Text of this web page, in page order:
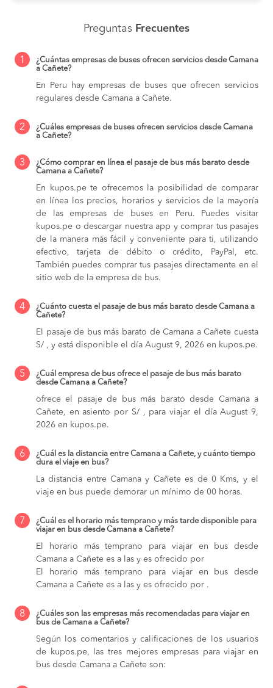
Preguntas Frecuentes
1
¿Cuántas empresas de buses ofrecen servicios desde Camana
a Cañete?
En Peru hay empresas de buses que ofrecen servicios
regulares desde Camana a Cañete.
2
¿Cuáles empresas de buses ofrecen servicios desde Camana
a Cañete?
3
¿Cómo comprar en línea el pasaje de bus más barato desde
Camana a Cañete?
En kupos.pe te ofrecemos la posibilidad de comparar
en línea los precios, horarios y servicios de la mayoría
de las empresas de buses en Peru. Puedes visitar
kupos.pe o descargar nuestra app y comprar tus pasajes
de la manera más fácil y conveniente para ti, utilizando
efectivo, tarjeta de débito o crédito, PayPal, etc.
También puedes comprar tus pasajes directamente en el
sitio web de la empresa de bus.
4
¿Cuánto cuesta el pasaje de bus más barato desde Camana a
Cañete?
El pasaje de bus más barato de Camana a Cañete cuesta
S/ , y está disponible el día August 9, 2026 en kupos.pe.
5
¿Cuál empresa de bus ofrece el pasaje de bus más barato
desde Camana a Cañete?
ofrece el pasaje de bus más barato desde Camana a
Cañete, en asiento por S/ , para viajar el día August 9,
2026 en kupos.pe.
6
¿Cuál es la distancia entre Camana a Cañete, y cuánto tiempo
dura el viaje en bus?
La distancia entre Camana y Cañete es de 0 Kms, y el
viaje en bus puede demorar un mínimo de 00 horas.
7
¿Cuál es el horario más temprano y más tarde disponible para
viajar en bus desde Camana a Cañete?
El horario más temprano para viajar en bus desde
Camana a Cañete es a las y es ofrecido por
El horario más temprano para viajar en bus desde
Camana a Cañete es a las y es ofrecido por .
8
¿Cuáles son las empresas más recomendadas para viajar en
bus de Camana a Cañete?
Según los comentarios y calificaciones de los usuarios
de kupos.pe, las tres mejores empresas para viajar en
bus desde Camana a Cañete son: